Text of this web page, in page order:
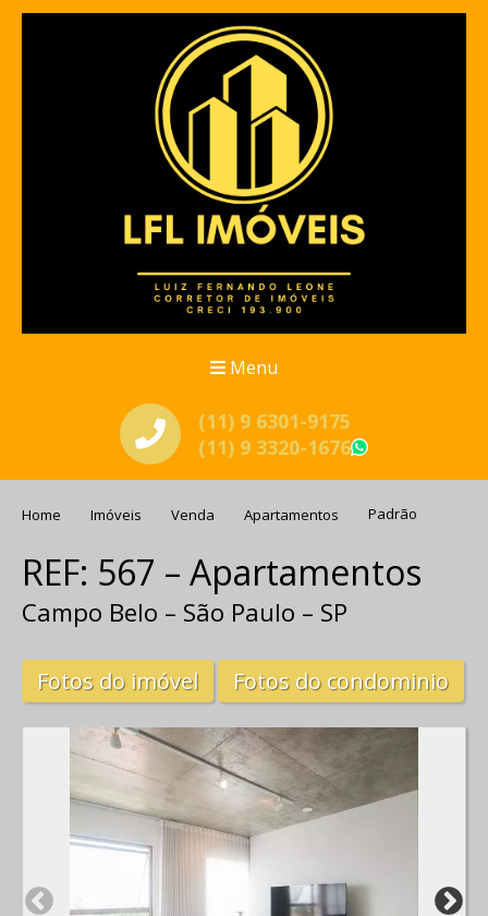
Menu
(11) 9 6301-9175
(11) 9 3320-1676
Home Imóveis Venda Apartamentos Padrão
REF: 567 – Apartamentos
Campo Belo – São Paulo – SP
Fotos do imóvel Fotos do condominio